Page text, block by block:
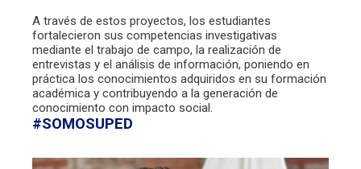
A través de estos proyectos, los estudiantes
fortalecieron sus competencias investigativas
mediante el trabajo de campo, la realización de
entrevistas y el análisis de información, poniendo en
práctica los conocimientos adquiridos en su formación
académica y contribuyendo a la generación de
conocimiento con impacto social.
#SOMOSUPED